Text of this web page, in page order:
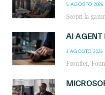
5 AGOSTO 2026
3 AGOSTO 2026